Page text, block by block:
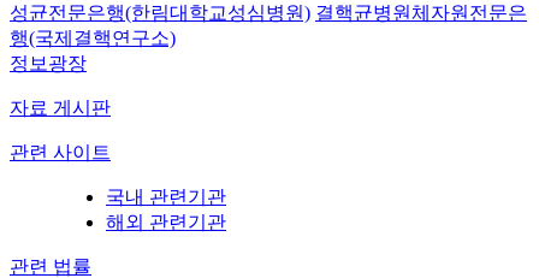
성균전문은행(한림대학교성심병원) 결핵균병원체자원전문은
행(국제결핵연구소)
정보광장
자료 게시판
관련 사이트
국내 관련기관
해외 관련기관
관련 법률